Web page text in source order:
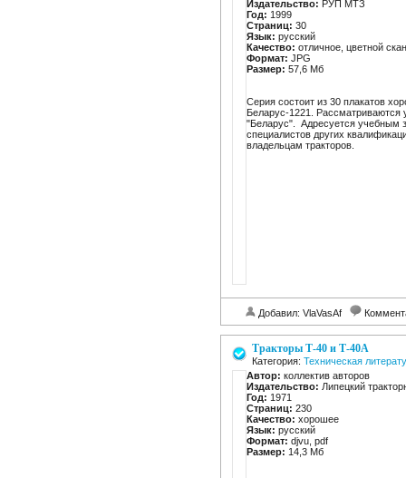
Издательство: РУП МТЗ
Год: 1999
Страниц: 30
Язык: русский
Качество: отличное, цветной скан
Формат: JPG
Размер: 57,6 Мб
Серия состоит из 30 плакатов
Беларус-1221. Рассматриваются
"Беларус". Адресуется учебным
специалистов других
владельцам тракторов.
Добавил: VlaVasAf
Тракторы Т-40 и Т-40А
Категория: Техническая
Автор: коллектив авторов
Издательство: Липецкий
Год: 1971
Страниц: 230
Качество: хорошее
Язык: русский
Формат: djvu, pdf
Размер: 14,3 Мб